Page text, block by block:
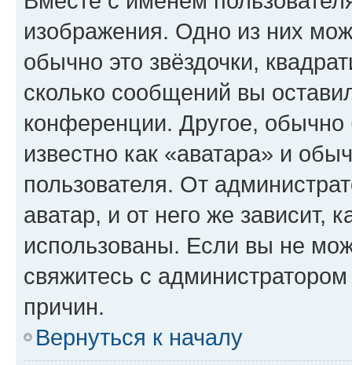
изображения. Одно из них
обычно это звёздочки,
сколько сообщений вы
конференции. Другое,
известно как «аватара» и
пользователя. От
аватар, и от него же зависит,
использованы. Если вы не
свяжитесь с
причин.
Вернуться к началу